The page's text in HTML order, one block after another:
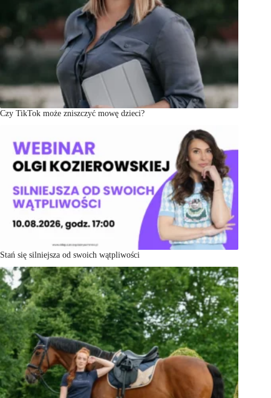
Czy TikTok może zniszczyć mowę dzieci?
Stań się silniejsza od swoich wątpliwości